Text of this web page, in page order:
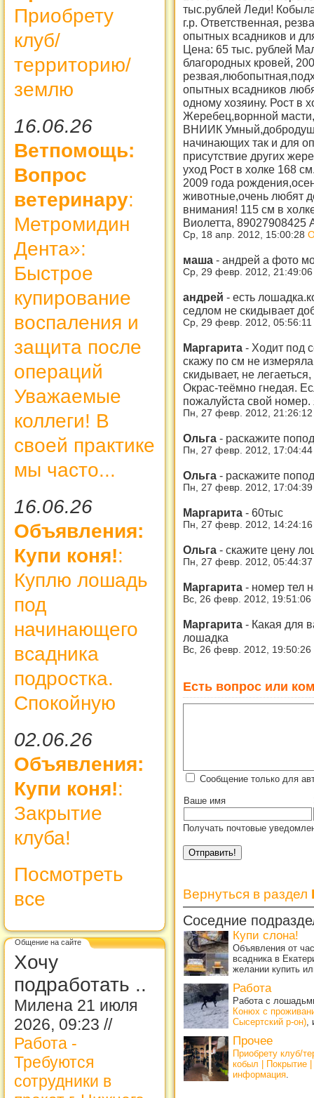
Приобрету
клуб/
территорию/
землю
16.06.26
Ветпомощь:
Вопрос
ветеринару:
Метромидин
Дента»:
Быстрое
купирование
воспаления и
защита после
операций
Уважаемые
коллеги! В
своей практике
мы часто...
16.06.26
Объявления:
Купи коня!:
Куплю лошадь
под
начинающего
всадника
подростка.
Спокойную
02.06.26
Объявления:
Купи коня!:
Закрытие
клуба!
Посмотреть
все
Общение на сайте
Хочу
подработать ..
Милена 21 июля
2026, 09:23 //
Работа -
Требуются
сотрудники в
тыс.рублей Леди!
г.р. Ответственная,
опытных всадников и
Цена: 65 тыс. рублей
благородных кровей,
опытных всадников
одному хозяину. Рост в
Жеребец,ворнной
ВНИИК
начинающих так и для
присутствие других
уход Рост в холке 168
2009 года
животные,очень любят
внимания! 115 см в
Виолетта, 89027908425
Ср, 18 апр. 2012, 15:00:28
маша - андрей а фото
Ср, 29 февр. 2012,
андрей - есть
седлом не скидывает
Ср, 29 февр. 2012, 05:56:11
Маргарита - Ходит под
скажу по см не
скидывает, не
Окрас-теёмно гнедая.
пожалуйста свой
Пн, 27 февр. 2012,
Ольга - раскажите
Пн, 27 февр. 2012,
Ольга - раскажите
Пн, 27 февр. 2012,
Маргарита - 60тыс
Пн, 27 февр. 2012,
Ольга - скажите цену
Пн, 27 февр. 2012,
Маргарита - номер тел
Вс, 26 февр. 2012, 19:51:06
Маргарита - Какая для
лошадка
Вс, 26 февр. 2012, 19:50:26
Есть вопрос или
Сообщение только для
Ваше имя
Получать почтовые
Вернуться в раздел
Соседние
Купи слона!
Объявления от
всадника в
желании купить
Работа
Работа с
Конюх с
Сысертский р-он)
Прочее
Приобрету клуб/
кобыл | Покрытие
информация